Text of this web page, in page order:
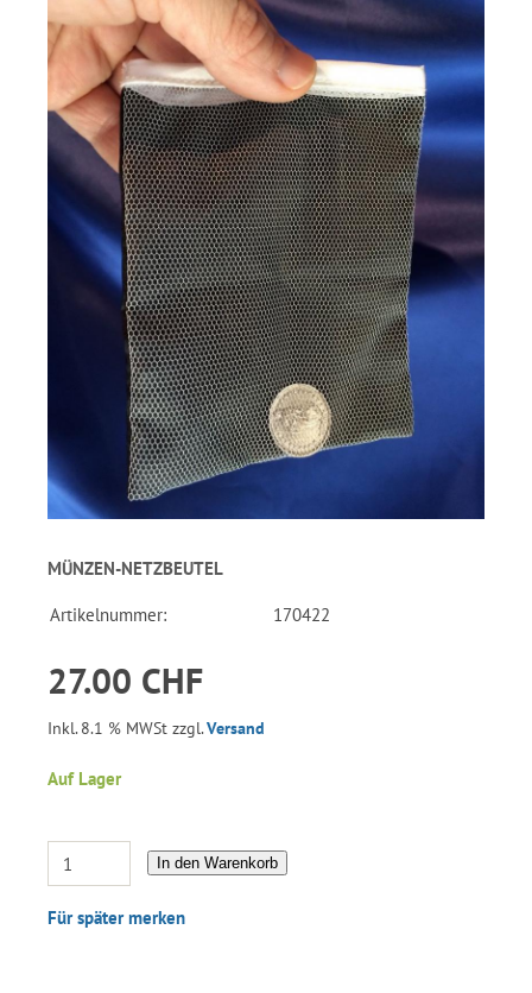
MÜNZEN-NETZBEUTEL
Artikelnummer: 170422
27.00 CHF
Inkl. 8.1 % MWSt zzgl.Versand
Auf Lager
In den Warenkorb
Für später merken